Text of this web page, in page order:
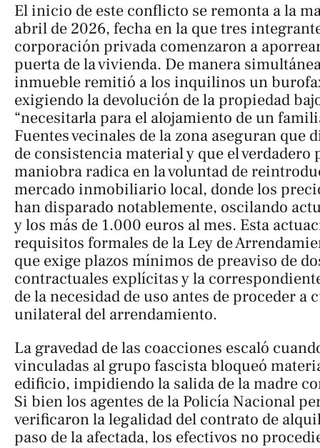
El inicio de este conflicto se remonta a la
abril de 2026, fecha en la que tres
corporación privada comenzaron a
puerta de la vivienda. De manera
inmueble remitió a los inquilinos un
exigiendo la devolución de la propiedad
“necesitarla para el alojamiento de un
Fuentes vecinales de la zona aseguran que
de consistencia material y que el verdadero
maniobra radica en la voluntad de
mercado inmobiliario local, donde los
han disparado notablemente, oscilando
y los más de 1.000 euros al mes. Esta
requisitos formales de la Ley de
que exige plazos mínimos de preaviso de
contractuales explícitas y la
de la necesidad de uso antes de proceder
unilateral del arrendamiento.
La gravedad de las coacciones escaló
vinculadas al grupo fascista bloqueó
edificio, impidiendo la salida de la madre
Si bien los agentes de la Policía Nacional
verificaron la legalidad del contrato de
paso de la afectada, los efectivos no